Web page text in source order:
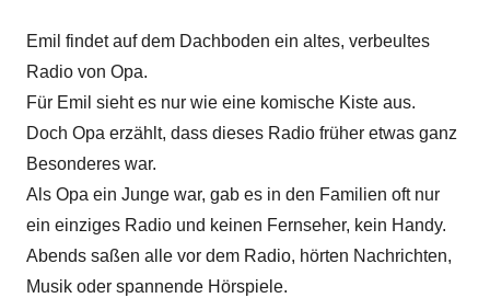
Emil findet auf dem Dachboden ein altes, verbeultes
Radio von Opa.
Für Emil sieht es nur wie eine komische Kiste aus.
Doch Opa erzählt, dass dieses Radio früher etwas ganz
Besonderes war.
Als Opa ein Junge war, gab es in den Familien oft nur
ein einziges Radio und keinen Fernseher, kein Handy.
Abends saßen alle vor dem Radio, hörten Nachrichten,
Musik oder spannende Hörspiele.